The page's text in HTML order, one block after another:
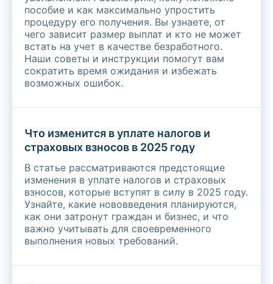
пособие и как максимально упростить
процедуру его получения. Вы узнаете, от
чего зависит размер выплат и кто не может
встать на учет в качестве безработного.
Наши советы и инструкции помогут вам
сократить время ожидания и избежать
возможных ошибок.
Что изменится в уплате налогов и
страховых взносов в 2025 году
В статье рассматриваются предстоящие
изменения в уплате налогов и страховых
взносов, которые вступят в силу в 2025 году.
Узнайте, какие нововведения планируются,
как они затронут граждан и бизнес, и что
важно учитывать для своевременного
выполнения новых требований.